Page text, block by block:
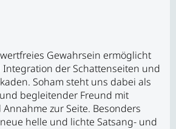
Gewahrsein ermöglicht
der Schattenseiten und
Soham steht uns dabei als
begleitender Freund mit
zur Seite. Besonders
helle und lichte Satsang- und